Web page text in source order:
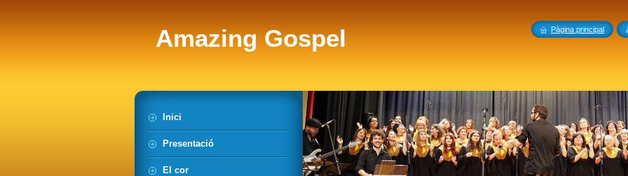
Amazing Gospel
Inici
Presentació
El cor
Pàgina principal